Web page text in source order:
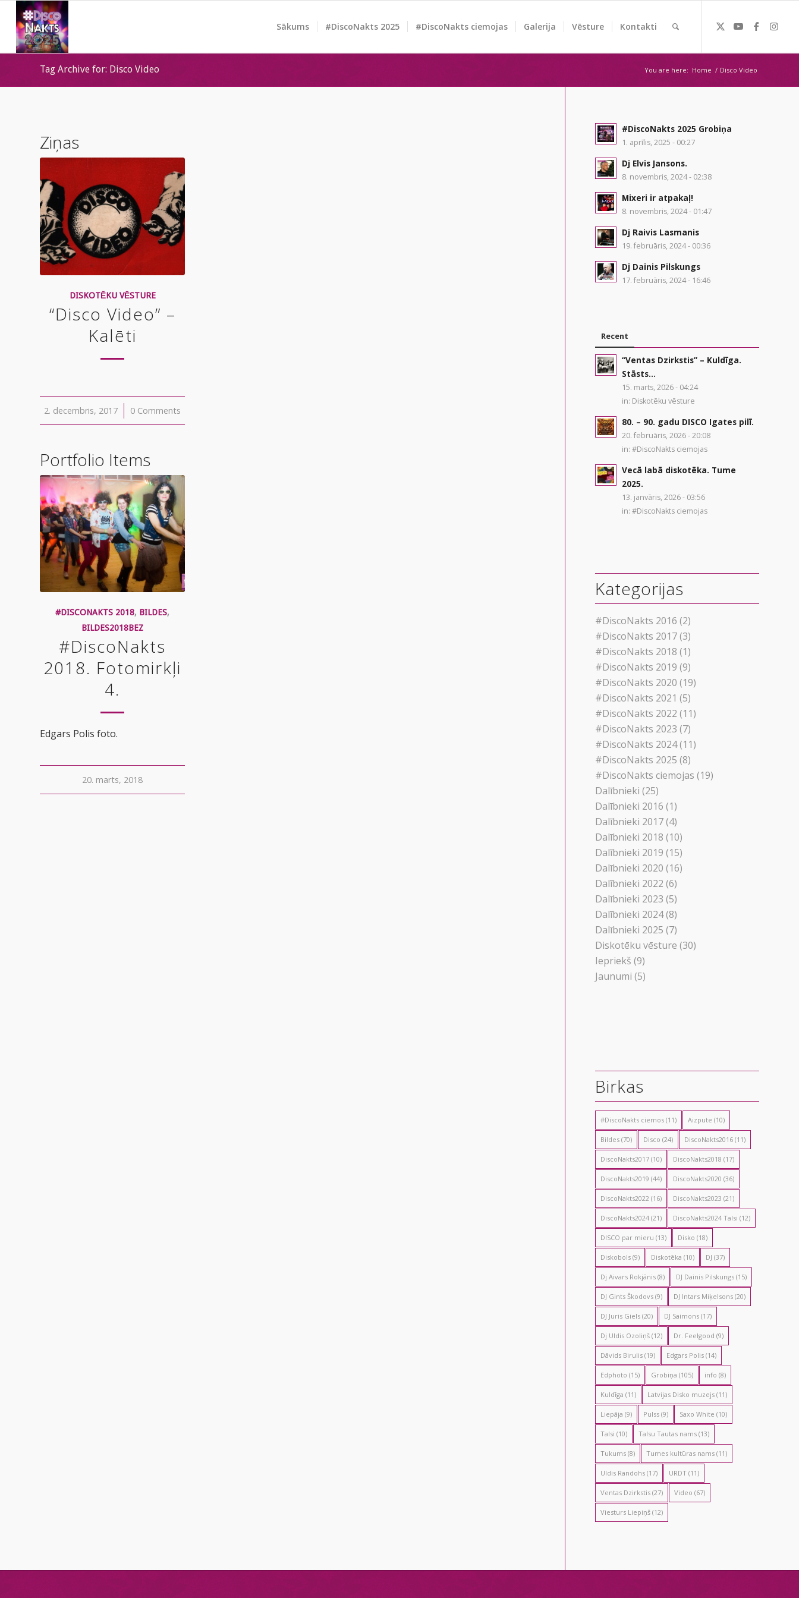
Sākums #DiscoNakts 2025 #DiscoNakts ciemojas Galerija Vēsture Kontakti
Tag Archive for: Disco Video You are here: Home / Disco Video
Ziņas
DISKOTĒKU VĒSTURE
“Disco Video” –
Kalēti
2. decembris, 2017
/ 0 Comments
Portfolio Items
#DISCONAKTS 2018, BILDES,
BILDES2018BEZ
#DiscoNakts
2018. Fotomirkļi
4.
Edgars Polis foto.
20. marts, 2018
#DiscoNakts 2025 Grobiņa
1. aprīlis, 2025 - 00:27
Dj Elvis Jansons.
8. novembris, 2024 - 02:38
Mixeri ir atpakaļ!
8. novembris, 2024 - 01:47
Dj Raivis Lasmanis
19. februāris, 2024 - 00:36
Dj Dainis Pilskungs
17. februāris, 2024 - 16:46
Recent
“Ventas Dzirkstis” – Kuldīga.
Stāsts...
15. marts, 2026 - 04:24
in: Diskotēku vēsture
80. – 90. gadu DISCO Igates pilī.
20. februāris, 2026 - 20:08
in:#DiscoNakts ciemojas
Vecā labā diskotēka. Tume
2025.
13. janvāris, 2026 - 03:56
in:#DiscoNakts ciemojas
Kategorijas
#DiscoNakts 2016 (2)
#DiscoNakts 2017(3)
#DiscoNakts 2018 (1)
#DiscoNakts 2019 (9)
#DiscoNakts 2020 (19)
#DiscoNakts 2021 (5)
#DiscoNakts 2022 (11)
#DiscoNakts 2023 (7)
#DiscoNakts 2024(11)
#DiscoNakts 2025 (8)
#DiscoNakts ciemojas (19)
Dalībnieki (25)
Dalībnieki 2016 (1)
Dalībnieki 2017(4)
Dalībnieki 2018 (10)
Dalībnieki 2019 (15)
Dalībnieki 2020 (16)
Dalībnieki 2022 (6)
Dalībnieki 2023 (5)
Dalībnieki 2024(8)
Dalībnieki 2025 (7)
Diskotēku vēsture (30)
Iepriekš (9)
Jaunumi (5)
Birkas
#DiscoNakts ciemos (11) Aizpute (10)
Bildes (70) Disco (24) DiscoNakts2016 (11)
DiscoNakts2017 (10) DiscoNakts2018 (17)
DiscoNakts2019 (44) DiscoNakts2020 (36)
DiscoNakts2022 (16) DiscoNakts2023 (21)
DiscoNakts2024 (21) DiscoNakts2024 Talsi (12)
DISCO par mieru (13) Disko (18)
Diskobols (9) Diskotēka (10) DJ (37)
Dj Aivars Rokjānis (8) DJ Dainis Pilskungs (15)
DJ Gints Škodovs (9) DJ Intars Miķelsons (20)
DJ Juris Giels (20) DJ Saimons (17)
Dj Uldis Ozoliņš (12) Dr. Feelgood (9)
Dāvids Birulis (19) Edgars Polis (14)
Edphoto (15) Grobiņa (105) info (8)
Kuldīga (11) Latvijas Disko muzejs (11)
Liepāja (9) Pulss (9) Saxo White (10)
Talsi (10) Talsu Tautas nams (13)
Tukums (8) Tumes kultūras nams (11)
Uldis Randohs (17) URDT (11)
Ventas Dzirkstis (27) Video (67)
Viesturs Liepiņš (12)